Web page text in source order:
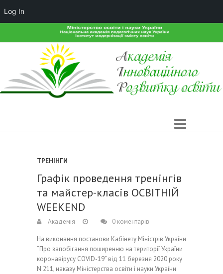
ТРЕНІНГИ
Графік проведення тренінгів
та майстер-класів ОСВІТНІЙ
WEEKEND
Академія 0 коментарів
На виконання постанови Кабінету Міністрів України
“Про запобігання поширенню на території України
коронавірусу COVID-19” від 11 березня 2020 року
N 211, наказу Міністерства освіти і науки України
Log In